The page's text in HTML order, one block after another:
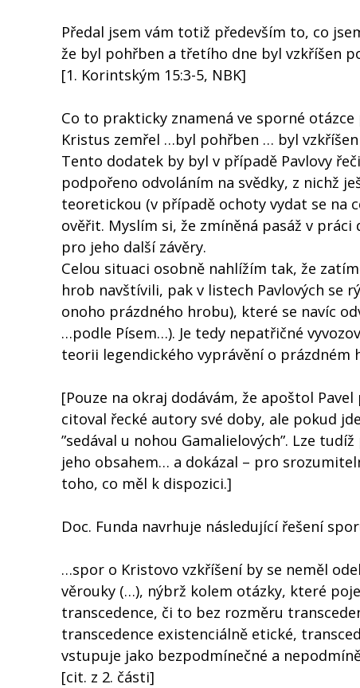
Předal jsem vám totiž především to, co
že byl pohřben a třetího dne byl vzkříšen
[1. Korintským 15:3-5, NBK]
Co to prakticky znamená ve sporné
Kristus zemřel …byl pohřben … byl
Tento dodatek by byl v případě Pavlovy
podpořeno odvoláním na svědky, z nichž
teoretickou (v případě ochoty vydat se na
ověřit. Myslím si, že zmíněná pasáž v
pro jeho další závěry.
Celou situaci osobně nahlížím tak, že
hrob navštívili, pak v listech Pavlových se
onoho prázdného hrobu), které se navíc
…podle Písem…). Je tedy nepatřičné
teorii legendického vyprávění o prázdném
[Pouze na okraj dodávám, že apoštol
citoval řecké autory své doby, ale pokud
”sedával u nohou Gamalielových”. Lze
jeho obsahem… a dokázal – pro
toho, co měl k dispozici.]
Doc. Funda navrhuje následující řešení
…spor o Kristovo vzkříšení by se neměl
věrouky (…), nýbrž kolem otázky, které
transcedence, či to bez rozměru
transcedence existenciálně etické,
vstupuje jako bezpodmínečné a
[cit. z 2. části]